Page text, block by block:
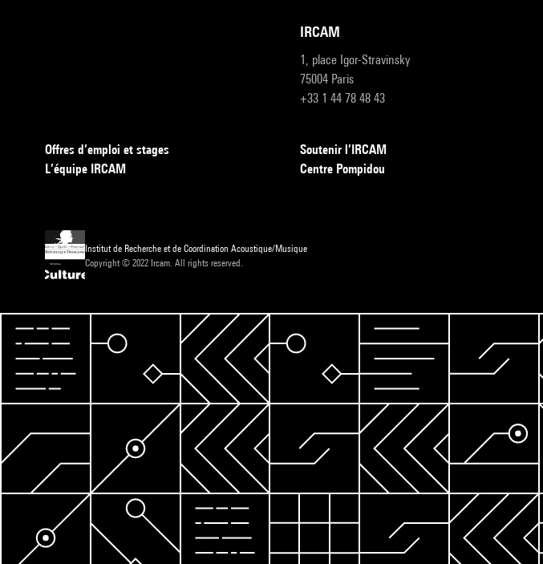
IRCAM
1, place Igor-Stravinsky
75004 Paris
+33 1 44 78 48 43
Offres d’emploi et stages
L’équipe IRCAM
Soutenir l’IRCAM
Centre Pompidou
Institut de Recherche et de Coordination Acoustique/Musique
Copyright © 2022 Ircam. All rights reserved.